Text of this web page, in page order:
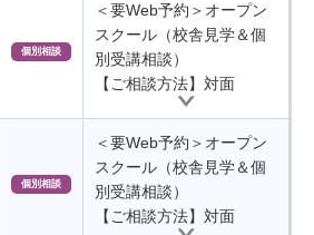
個別相談
＜要Web予約＞オープン
スクール（校舎見学＆個
別受講相談）
【ご相談方法】対面
個別相談
＜要Web予約＞オープン
スクール（校舎見学＆個
別受講相談）
【ご相談方法】対面